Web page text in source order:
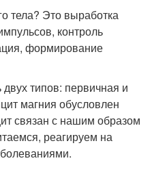
тела? Это выработка
контроль
формирование
типов: первичная и
магния обусловлен
связан с нашим образом
реагируем на